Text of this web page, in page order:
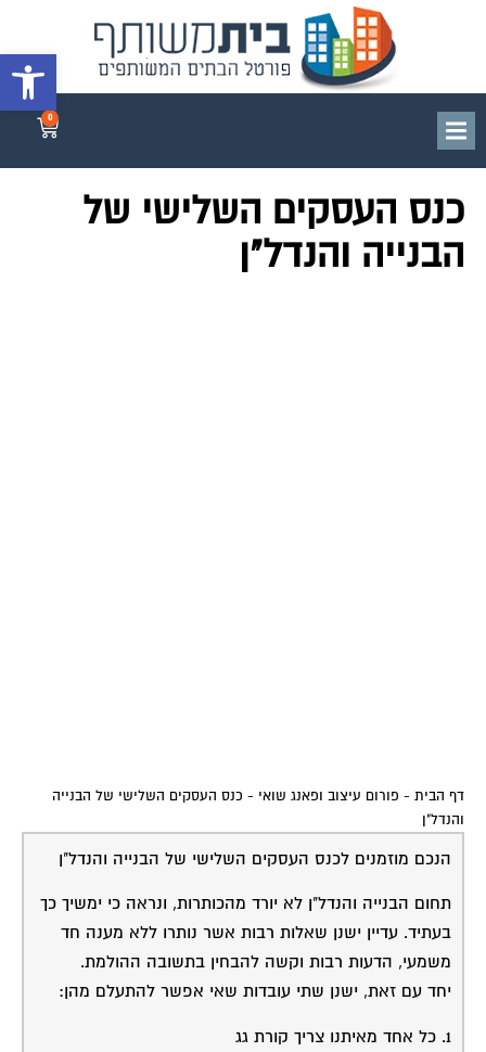
פתח
0
כנס העסקים השלישי של
הבנייה והנדל"ן
דף הבית - פורום עיצוב ופאנג שואי - כנס העסקים השלישי של הבנייה
והנדל"ן
הנכם מוזמנים לכנס העסקים השלישי של הבנייה והנדל"ן
תחום הבנייה והנדל"ן לא יורד מהכותרות, ונראה כי ימשיך כך
בעתיד. עדיין ישנן שאלות רבות אשר נותרו ללא מענה חד
משמעי, הדעות רבות וקשה להבחין בתשובה ההולמת.
יחד עם זאת, ישנן שתי עובדות שאי אפשר להתעלם מהן:
1. כל אחד מאיתנו צריך קורת גג